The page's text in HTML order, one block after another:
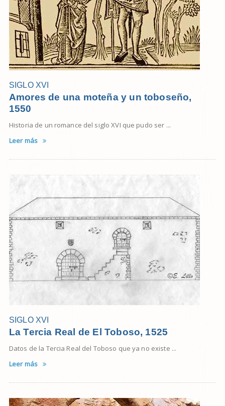
SIGLO XVI
Amores de una moteña y un toboseño,
1550
Historia de un romance del siglo XVI que pudo ser ...
Leer más
SIGLO XVI
La Tercia Real de El Toboso, 1525
Datos de la Tercia Real del Toboso que ya no existe ...
Leer más